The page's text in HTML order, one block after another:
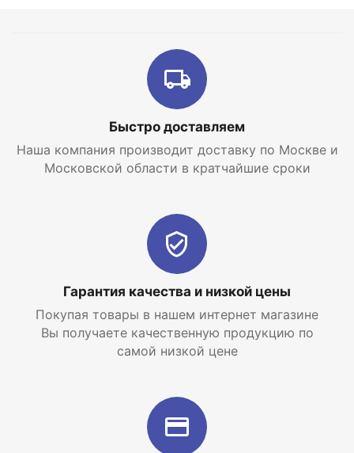
Быстро доставляем
Наша компания производит доставку по Москве и
Московской области в кратчайшие сроки
Гарантия качества и низкой цены
Покупая товары в нашем интернет магазине
Вы получаете качественную продукцию по
самой низкой цене